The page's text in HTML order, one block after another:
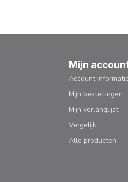
Mijn
Account
Mijn bestellingen
Mijn verlanglijst
Vergelijk
Alle producten